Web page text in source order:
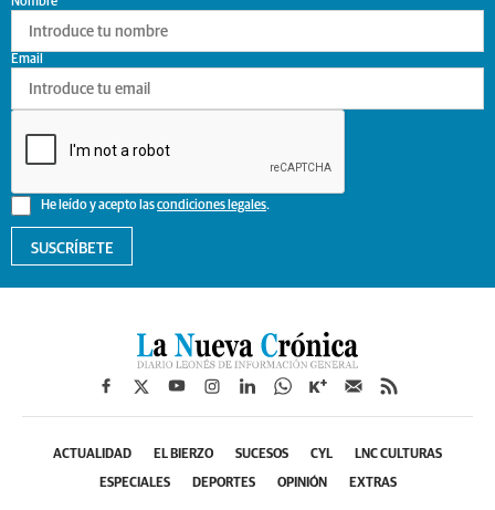
He leído y acepto lascondiciones legales.
Email
SUSCRÍBETE
ACTUALIDAD EL BIERZO SUCESOS CYL LNC CULTURAS
ESPECIALES DEPORTES OPINIÓN EXTRAS